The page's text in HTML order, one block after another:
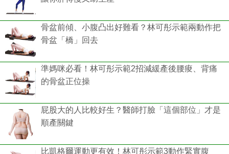
骨盆前傾、小腹凸出好難看？林可彤示範兩動作把
骨盆「橋」回去
準媽咪必看！林可彤示範2招減緩產後腰痠、背痛
的骨盆正位操
屁股大的人比較好生？醫師打臉「這個部位」才是
順產關鍵
比凱格爾運動更有效！林可彤示範3動作緊實腹